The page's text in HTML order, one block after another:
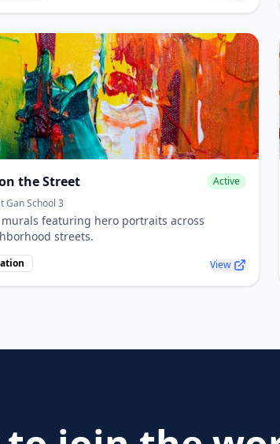
the Street
Active
Gan School 3
featuring hero portraits across
streets.
View